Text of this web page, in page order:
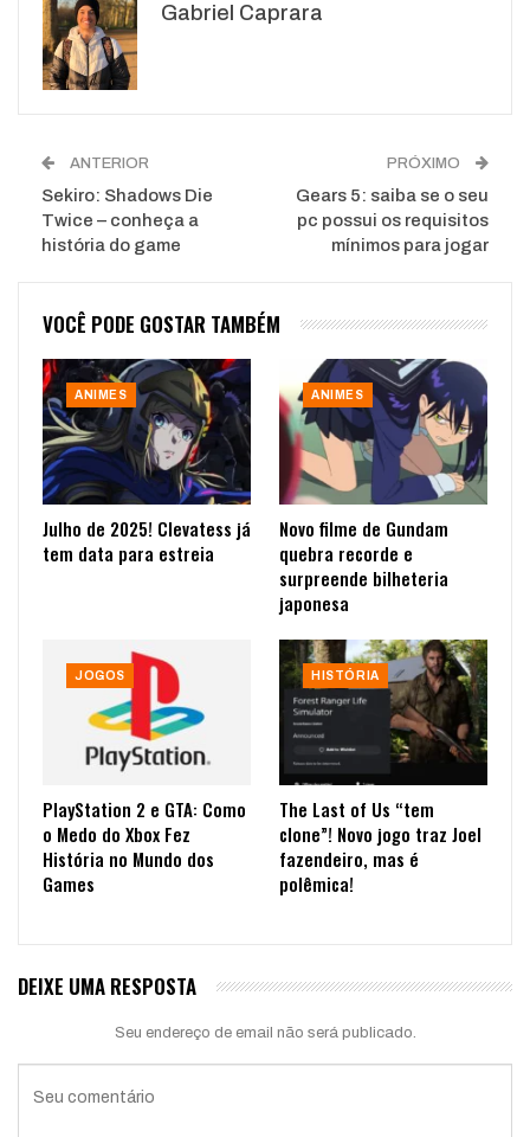
WhatsApp
Gabriel Caprara
ANTERIOR
Sekiro: Shadows Die
Twice – conheça a
história do game
PRÓXIMO
Gears 5: saiba se o seu
pc possui os requisitos
mínimos para jogar
VOCÊ PODE GOSTAR TAMBÉM
ANIMES
Julho de 2025! Clevatess já
tem data para estreia
ANIMES
Novo filme de Gundam
quebra recorde e
surpreende bilheteria
japonesa
JOGOS
PlayStation 2 e GTA: Como
o Medo do Xbox Fez
História no Mundo dos
Games
HISTÓRIA
The Last of Us “tem
clone”! Novo jogo traz Joel
fazendeiro, mas é
polêmica!
DEIXE UMA RESPOSTA
Seu endereço de email não será publicado.